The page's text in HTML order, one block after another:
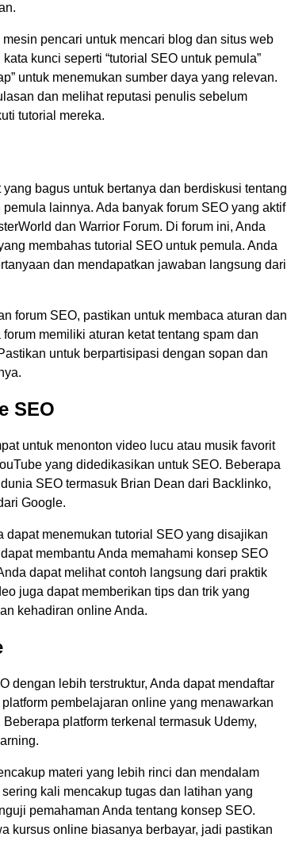
pencari untuk mencari blog dan situs web
kunci seperti “tutorial SEO untuk pemula”
untuk menemukan sumber daya yang relevan.
dan melihat reputasi penulis sebelum
tutorial mereka.
bagus untuk bertanya dan berdiskusi tentang
lainnya. Ada banyak forum SEO yang aktif
dan Warrior Forum. Di forum ini, Anda
membahas tutorial SEO untuk pemula. Anda
dan mendapatkan jawaban langsung dari
forum SEO, pastikan untuk membaca aturan dan
memiliki aturan ketat tentang spam dan
untuk berpartisipasi dengan sopan dan
SEO
untuk menonton video lucu atau musik favorit
yang didedikasikan untuk SEO. Beberapa
SEO termasuk Brian Dean dari Backlinko,
Google.
dapat menemukan tutorial SEO yang disajikan
membantu Anda memahami konsep SEO
dapat melihat contoh langsung dari praktik
juga dapat memberikan tips dan trik yang
kehadiran online Anda.
dengan lebih terstruktur, Anda dapat mendaftar
pembelajaran online yang menawarkan
platform terkenal termasuk Udemy,
materi yang lebih rinci dan mendalam
kali mencakup tugas dan latihan yang
pemahaman Anda tentang konsep SEO.
kursus online biasanya berbayar, jadi pastikan